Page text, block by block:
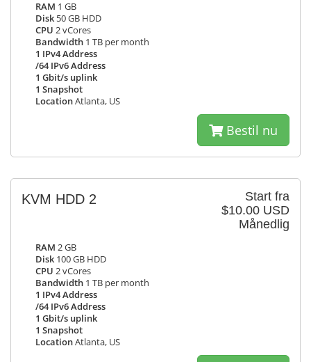
RAM 1 GB
Disk 50 GB HDD
CPU 2 vCores
Bandwidth 1 TB per month
1 IPv4 Address
/64 IPv6 Address
1 Gbit/s uplink
1 Snapshot
LocationAtlanta, US
Bestil nu
Start fra
$10.00 USD
Månedlig
KVM HDD 2
RAM 2 GB
Disk 100 GB HDD
CPU 2 vCores
Bandwidth 1 TB per month
1 IPv4 Address
/64 IPv6 Address
1 Gbit/s uplink
1 Snapshot
LocationAtlanta, US